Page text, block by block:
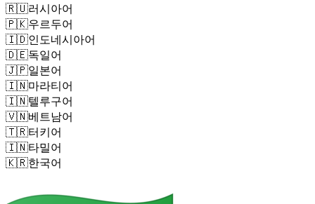
🇷🇺러시아어
🇵🇰우르두어
🇮🇩인도네시아어
🇩🇪독일어
🇯🇵일본어
🇮🇳마라티어
🇮🇳텔루구어
🇻🇳베트남어
🇹🇷터키어
🇮🇳타밀어
🇰🇷한국어